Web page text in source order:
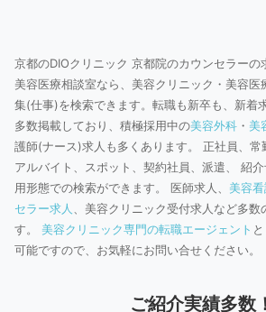
京都のDIOクリニック 京都院のカウンセラーの
美容医療相談室なら、美容クリニック・美容医
集(仕事)を検索できます。転職も新卒も、新着
多数掲載しており、積極採用中の美容外科 ・ 美
護師(ナース)求人も多くあります。 正社員、常
アルバイト、スポット、契約社員、派遣、 紹
用形態での検索ができます。 医師求人、 美容
セラー求人
、美容クリニック受付求人など多
す。 美容クリニック専門の転職エージェント
可能ですので、お気軽にお問い合せください。
ご紹介実績多数！